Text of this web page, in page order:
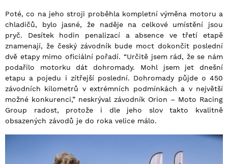
Poté, co na jeho stroji proběhla kompletní výměna motoru a
chladičů, bylo jasné, že naděje na celkové umístění jsou
pryč. Desítek hodin penalizací a absence ve třetí etapě
znamenají, že český závodník bude moct dokončit poslední
dvě etapy mimo oficiální pořadí. “Určitě jsem rád, že se nám
podařilo motorku dát dohromady. Mohl jsem jet dnešní
etapu a pojedu i zítřejší poslední. Dohromady půjde o 450
závodních kilometrů v extrémních podmínkách a v největší
možné konkurenci,” neskrýval závodník Orion – Moto Racing
Group radost, protože i dle jeho slov takto kvalitně
obsazených závodů je do roka velice málo.